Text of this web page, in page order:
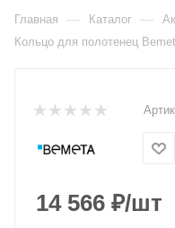
Главная — Каталог —
Кольцо для полотенец
14 566 ₽/шт